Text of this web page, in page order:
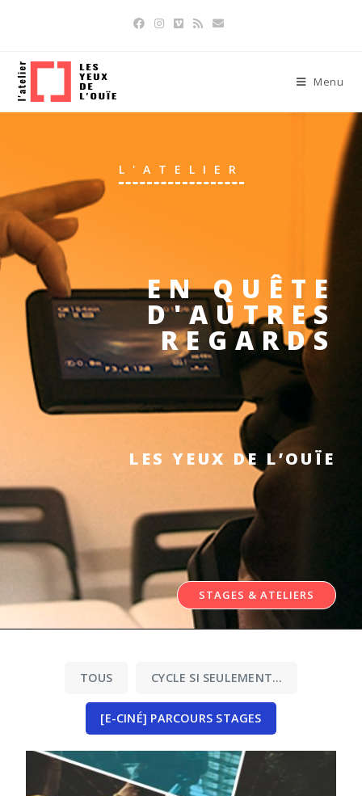
Menu
L'ATELIER
EN QUÊTE
D'AUTRES
REGARDS
LES YEUX DE L’OUÏE
STAGES & ATELIERS
TOUS CYCLE SI SEULEMENT…
[E-CINÉ] PARCOURS STAGES